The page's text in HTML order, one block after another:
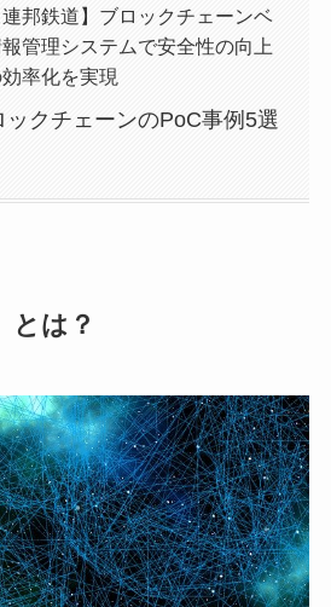
連邦鉄道】ブロックチェーンベ
管理システムで安全性の向上
率化を実現
クチェーンのPoC事例5選
とは？